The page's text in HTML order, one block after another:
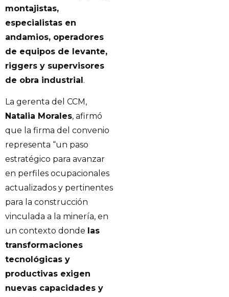
montajistas,
especialistas en
andamios, operadores
de equipos de levante,
riggers y supervisores
de obra industrial.
La gerenta del CCM,
Natalia Morales, afirmó
que la firma del convenio
representa “un paso
estratégico para avanzar
en perfiles ocupacionales
actualizados y pertinentes
para la construcción
vinculada a la minería, en
un contexto donde las
transformaciones
tecnológicas y
productivas exigen
nuevas capacidades y